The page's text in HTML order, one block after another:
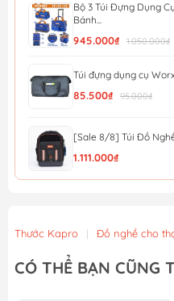
Bộ 3 Túi Đựng Dụng
Bánh...
945.000₫ 1.050.000₫
Túi đựng dụng cụ
85.500₫ 95.000₫
[Sale 8/8] Túi Đồ
1.111.000₫
Túi đựng dụng cụ đeo
51.300₫
Thước Kapro | Đồ nghề cho
CÓ THỂ BẠN CŨNG